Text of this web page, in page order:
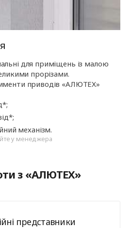
для приміщень із малою
прорізами.
приводів «АЛЮТЕХ»
механізм.
у менеджера
з «АЛЮТЕХ»
представники